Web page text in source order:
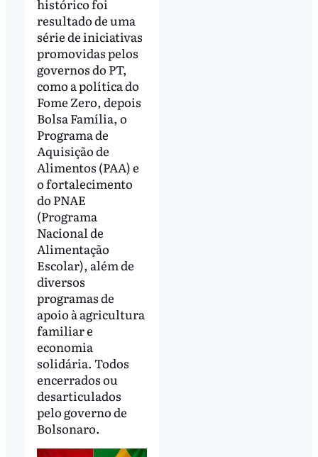
histórico foi
resultado de uma
série de iniciativas
promovidas pelos
governos do PT,
como a política do
Fome Zero, depois
Bolsa Família, o
Programa de
Aquisição de
Alimentos (PAA) e
o fortalecimento
do PNAE
(Programa
Nacional de
Alimentação
Escolar), além de
diversos
programas de
apoio à agricultura
familiar e
economia
solidária. Todos
encerrados ou
desarticulados
pelo governo de
Bolsonaro.